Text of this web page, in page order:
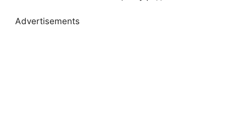
Advertisements